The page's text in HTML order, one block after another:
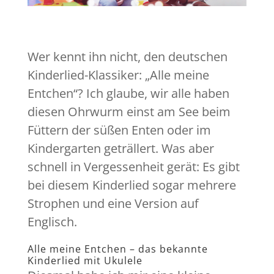
Wer kennt ihn nicht, den deutschen
Kinderlied-Klassiker: „Alle meine
Entchen“? Ich glaube, wir alle haben
diesen Ohrwurm einst am See beim
Füttern der süßen Enten oder im
Kindergarten geträllert. Was aber
schnell in Vergessenheit gerät: Es gibt
bei diesem Kinderlied sogar mehrere
Strophen und eine Version auf
Englisch.
Alle meine Entchen – das bekannte
Kinderlied mit Ukulele